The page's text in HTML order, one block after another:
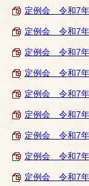
定例会 令和7年
定例会 令和7年
定例会 令和7年
定例会 令和7年
定例会 令和7年
定例会 令和7年
定例会 令和7年
定例会 令和7年
定例会 令和7年